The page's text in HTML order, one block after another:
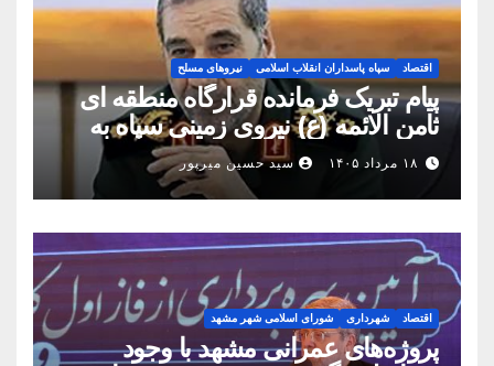
اقتصاد سپاه پاسداران انقلاب اسلامی نیروهای مسلح
پیام تبریک فرمانده قرارگاه منطقه ای
ثامن الائمه (ع) نیروی زمینی سپاه به
مناسبت روز خبرنگار
۱۸ مرداد ۱۴۰۵ سید حسین میرپور
اقتصاد شهرداری شورای اسلامی شهر مشهد
پروژه‌های عمرانی مشهد با وجود